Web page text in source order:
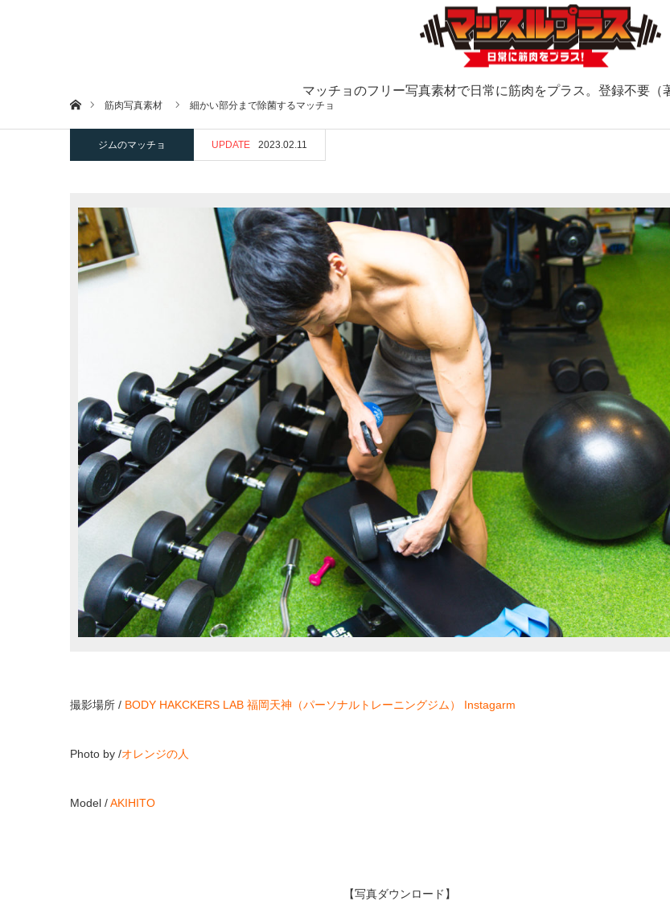
マッチョのフリー写真素材で日常に筋肉をプラス。登録不要（
ホーム筋肉写真素材 細かい部分まで除菌するマッチョ
ジムのマッチョ UPDATE 2023.02.11
撮影場所 / BODY HAKCKERS LAB 福岡天神（パーソナルトレーニングジム） Instagarm
Photo by /オレンジの人
Model /AKIHITO
【写真ダウンロード】